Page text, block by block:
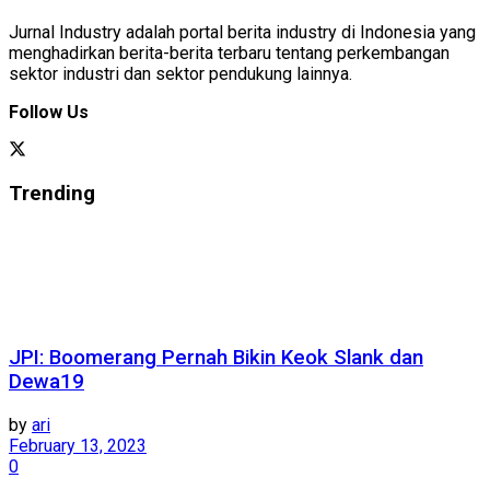
Jurnal Industry adalah portal berita industry di Indonesia yang
menghadirkan berita-berita terbaru tentang perkembangan
sektor industri dan sektor pendukung lainnya.
Follow Us
Trending
JPI: Boomerang Pernah Bikin Keok Slank dan
Dewa19
by ari
February 13, 2023
0